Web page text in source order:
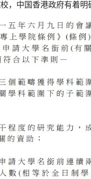
，中国香港政府有着明